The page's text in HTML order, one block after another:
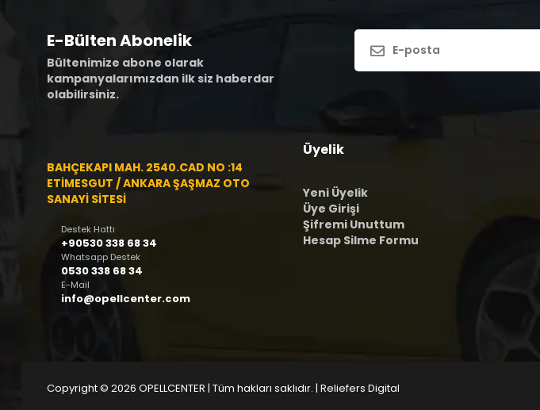
E-Bülten Abonelik
Bültenimize abone olarak
kampanyalarımızdan ilk siz haberdar
olabilirsiniz.
BAHÇEKAPI MAH. 2540.CAD NO :14
ETİMESGUT / ANKARA ŞAŞMAZ OTO
SANAYİ SİTESİ
Destek Hattı
+90530 338 68 34
Whatsapp Destek
0530 338 68 34
E-Mail
info@opellcenter.com
Üyelik
Yeni Üyelik
Üye Girişi
Şifremi Unuttum
Hesap Silme Formu
Copyright © 2026 OPELLCENTER | Tüm hakları saklıdır. | Reliefers Digital